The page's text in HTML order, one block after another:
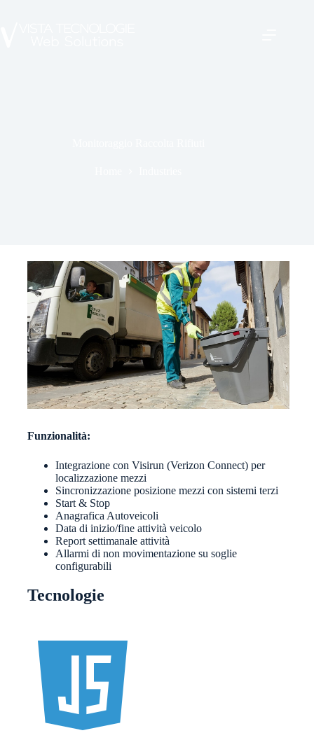
Funzionalità:
Integrazione con Visirun (Verizon Connect) per
localizzazione mezzi
Sincronizzazione posizione mezzi con sistemi terzi
Start & Stop
Anagrafica Autoveicoli
Data di inizio/fine attività veicolo
Report settimanale attività
Allarmi di non movimentazione su soglie
configurabili
Tecnologie